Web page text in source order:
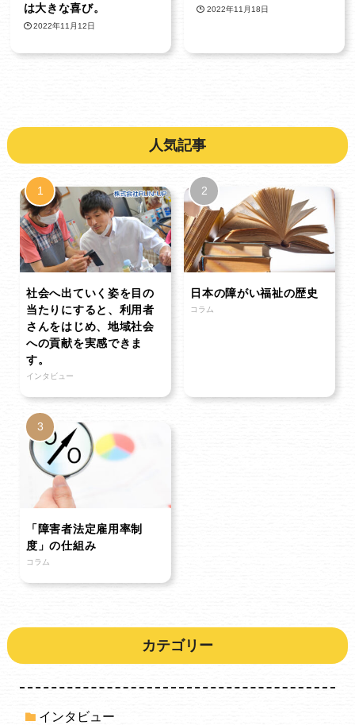
は大きな喜び。
2022年11月12日
2022年11月18日
人気記事
社会へ出ていく姿を目の
当たりにすると、利用者
さんをはじめ、地域社会
への貢献を実感できま
す。
インタビュー
日本の障がい福祉の歴史
コラム
「障害者法定雇用率制
度」の仕組み
コラム
カテゴリー
インタビュー